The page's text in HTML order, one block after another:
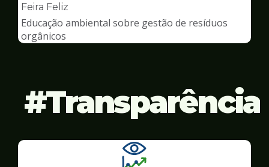
Meio
Ambiente
Feira Feliz
Educação ambiental sobre gestão de resíduos
orgânicos
Transparência